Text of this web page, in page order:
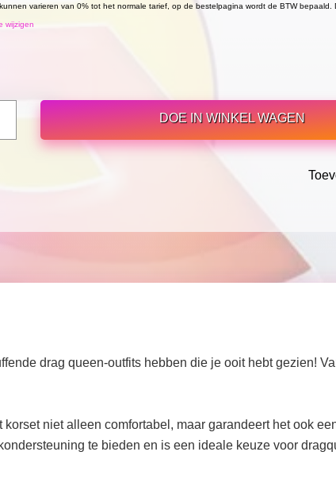
varieren van 0% tot het normale tarief, op de bestelpagina wordt de BTW bepaald.
wijzigen
DOE IN WINKEL WAGEN
drag queen-outfits hebben die je ooit hebt gezien!
niet alleen comfortabel, maar garandeert het ook
te bieden en is een ideale keuze voor